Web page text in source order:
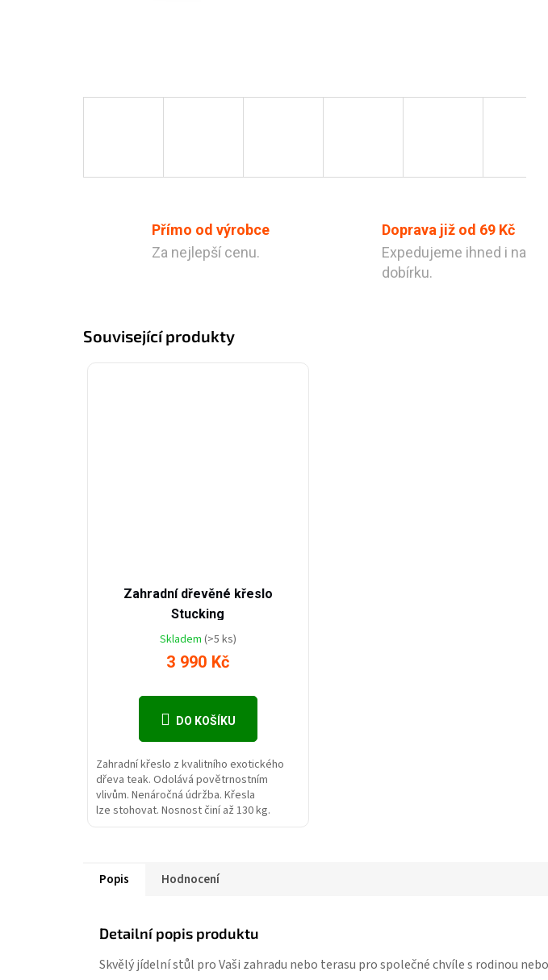
Přímo od výrobce
Za nejlepší cenu.
Doprava již od 69 Kč
Expedujeme ihned i na
dobírku.
Související produkty
Zahradní dřevěné křeslo
Stucking
Skladem (>5 ks)
3 990 Kč
DO KOŠÍKU
Zahradní křeslo z kvalitního exotického
dřeva teak. Odolává povětrnostním
vlivům. Nenáročná údržba. Křesla
lze stohovat. Nosnost činí až 130 kg.
Popis Hodnocení
Detailní popis produktu
Skvělý jídelní stůl pro Vaši zahradu nebo terasu pro společné chvíle s rodinou